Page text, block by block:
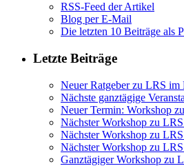
RSS-Feed der Artikel
Blog per E-Mail
Die letzten 10 Beiträge als
Letzte Beiträge
Neuer Ratgeber zu LRS im
Nächste ganztägige
Neuer Termin: Workshop
Nächster Workshop zu
Nächster Workshop zu
Nächster Workshop zu
Ganztägiger Workshop zu